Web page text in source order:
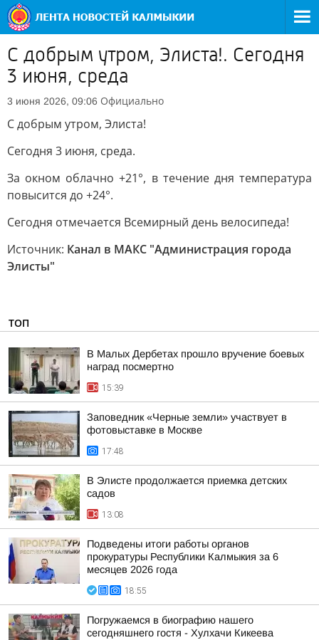
С добрым утром, Элиста!. Сегодня
3 июня, среда
3 июня 2026, 09:06 Официально
С добрым утром, Элиста!
Сегодня 3 июня, среда.
За окном облачно +21°, в течение дня температура
повысится до +24°.
Сегодня отмечается Всемирный день велосипеда!
Источник: Канал в МАКС "Администрация города
Элисты"
ТОП
В Малых Дербетах прошло вручение боевых
наград посмертно
15:39
Заповедник «Черные земли» участвует в
фотовыставке в Москве
17:48
В Элисте продолжается приемка детских
садов
13:08
Подведены итоги работы органов
прокуратуры Республики Калмыкия за 6
месяцев 2026 года
18:55
Погружаемся в биографию нашего
сегодняшнего гостя - Хулхачи Кикеева